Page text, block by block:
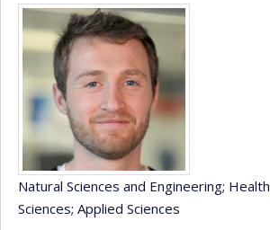
Natural Sciences and Engineering; Health
Sciences; Applied Sciences